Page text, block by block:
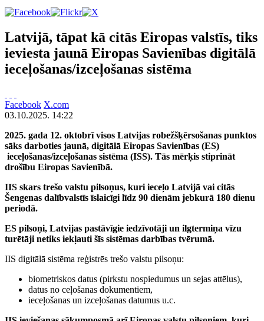
Latvijā, tāpat kā citās Eiropas valstīs, tiks
ieviesta jaunā Eiropas Savienības digitālā
ieceļošanas/izceļošanas sistēma
Facebook X.com
03.10.2025. 14:22
2025. gada 12. oktobrī visos Latvijas robežšķērsošanas punktos
sāks darboties jaunā, digitālā Eiropas Savienības (ES)
ieceļošanas/izceļošanas sistēma (ISS). Tās mērķis stiprināt
drošību Eiropas Savienībā.
IIS skars trešo valstu pilsoņus, kuri ieceļo Latvijā vai citās
Šengenas dalībvalstīs īslaicīgi līdz 90 dienām jebkurā 180 dienu
periodā.
ES pilsoņi, Latvijas pastāvīgie iedzīvotāji un ilgtermiņa vīzu
turētāji netiks iekļauti šīs sistēmas darbības tvērumā.
IIS digitālā sistēma reģistrēs trešo valstu pilsoņu:
biometriskos datus (pirkstu nospiedumus un sejas attēlus),
datus no ceļošanas dokumentiem,
ieceļošanas un izceļošanas datumus u.c.